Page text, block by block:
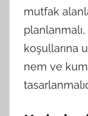
mutfak
koşullarına
nem ve